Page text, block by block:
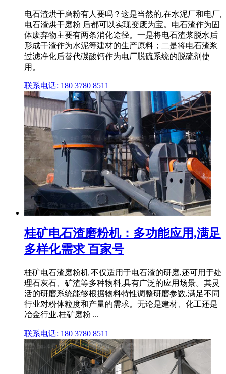
电石渣烘干磨粉有人要吗？这是当然的,在水泥厂和电厂,
电石渣烘干磨粉 后都可以实现变废为宝。电石渣作为固
体废弃物主要有两条消化途径。一是将电石渣浆脱水后
形成干渣作为水泥等建材的生产原料；二是将电石渣浆
过滤净化后替代碳酸钙作为电厂脱硫系统的脱硫剂使
用。
联系电话: 180 3780 8511
桂矿电石渣磨粉机：多功能应用,满足
多样化需求 百家号
桂矿电石渣磨粉机 不仅适用于电石渣的研磨,还可用于处
理石灰石、矿渣等多种物料,具有广泛的应用场景。其灵
活的研磨系统能够根据物料特性调整研磨参数,满足不同
行业对粉体粒度和产量的需求。无论是建材、化工还是
冶金行业,桂矿磨粉 ...
联系电话: 180 3780 8511